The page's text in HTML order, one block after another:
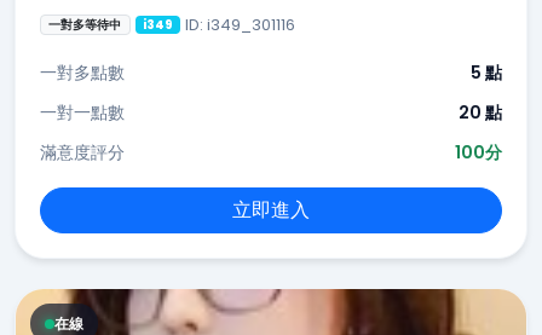
一對多等待中 i349 ID: i349_301116
一對多點數
5 點
一對一點數
20 點
滿意度評分
100分
立即進入
在線